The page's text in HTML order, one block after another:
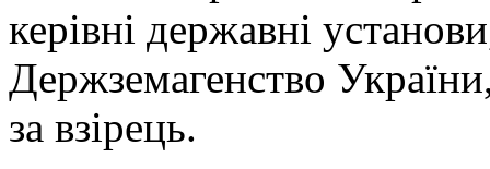
керівні державні
Держземагенство
за взірець.